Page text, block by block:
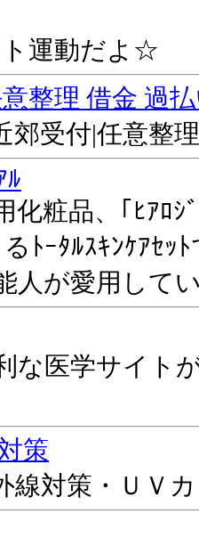
運動だよ☆
整理 借金 過
郊受付|任意整
ﾙ
化粧品、｢ﾋｱﾛ
ﾄｰﾀﾙｽｷﾝｹｱｾ
人が愛用して
な医学サイト
策
線対策・ＵＶ